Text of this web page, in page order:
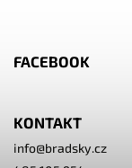
FACEBOOK
KONTAKT
info@bradsky.cz